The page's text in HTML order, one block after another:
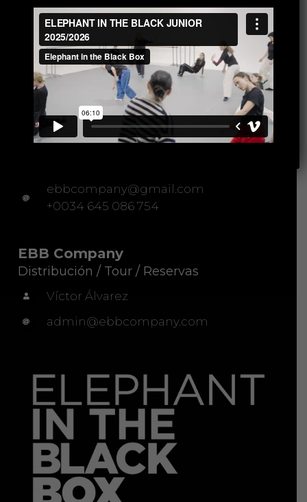
Avenida Manoteras, 22
Portal 3, Local 84
28050 (Madrid)
EBB Company
Administración
Jean-Philippe Dury
ebbcompany@gmail.com
+0034 645 086 754
EBB Company
Distribución / Tour / Reservas
Víctor Álvarez
admin@ebbcompany.com